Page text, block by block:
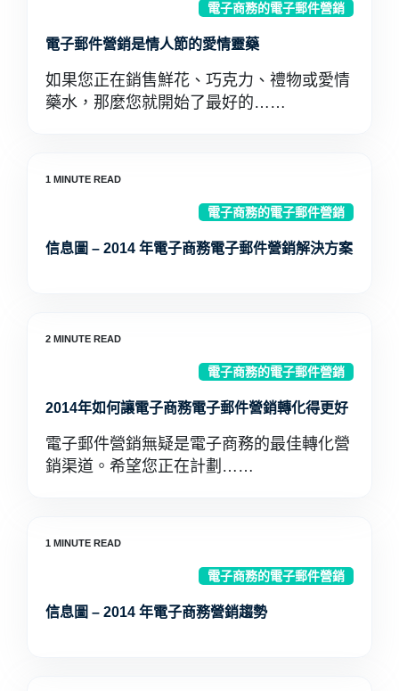
電子商務的電子郵件營銷
電子郵件營銷是情人節的愛情靈藥
如果您正在銷售鮮花、巧克力、禮物或愛情
藥水，那麼您就開始了最好的……
電子商務的電子郵件營銷
信息圖 – 2014 年電子商務電子郵件營銷解決方案
電子商務的電子郵件營銷
2014年如何讓電子商務電子郵件營銷轉化得更好
電子郵件營銷無疑是電子商務的最佳轉化營
銷渠道。希望您正在計劃……
電子商務的電子郵件營銷
信息圖 – 2014 年電子商務營銷趨勢